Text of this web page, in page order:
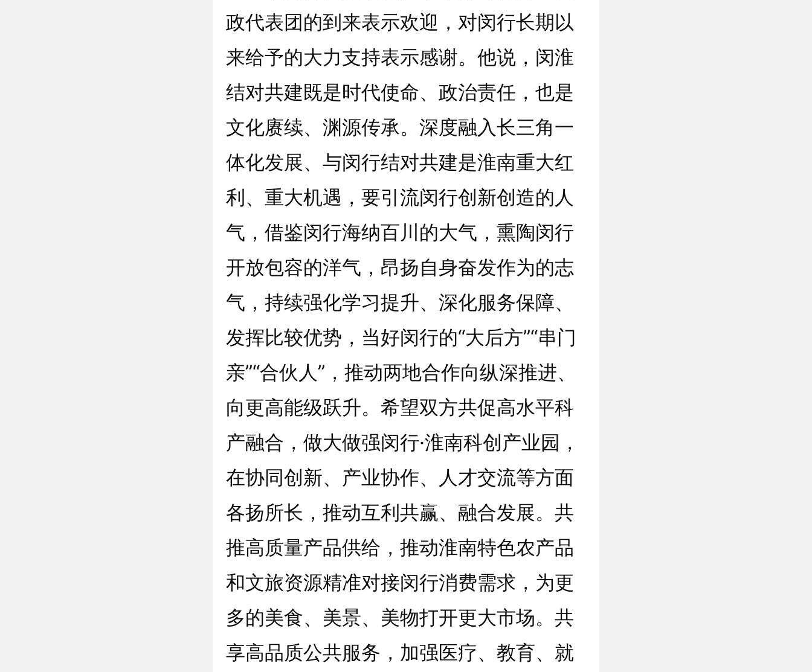
政代表团的到来表示欢迎，对闵行长期以
来给予的大力支持表示感谢。他说，闵淮
结对共建既是时代使命、政治责任，也是
文化赓续、渊源传承。深度融入长三角一
体化发展、与闵行结对共建是淮南重大红
利、重大机遇，要引流闵行创新创造的人
气，借鉴闵行海纳百川的大气，熏陶闵行
开放包容的洋气，昂扬自身奋发作为的志
气，持续强化学习提升、深化服务保障、
发挥比较优势，当好闵行的“大后方”“串门
亲”“合伙人”，推动两地合作向纵深推进、
向更高能级跃升。希望双方共促高水平科
产融合，做大做强闵行·淮南科创产业园，
在协同创新、产业协作、人才交流等方面
各扬所长，推动互利共赢、融合发展。共
推高质量产品供给，推动淮南特色农产品
和文旅资源精准对接闵行消费需求，为更
多的美食、美景、美物打开更大市场。共
享高品质公共服务，加强医疗、教育、就